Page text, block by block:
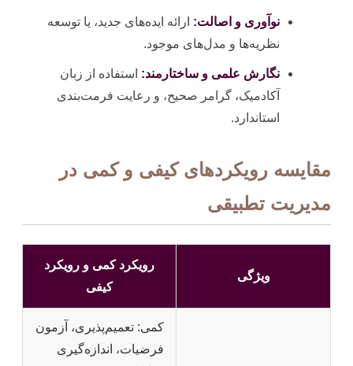
نوآوری و اصالت: ارائه ایده‌های جدید، یا توسعه
نظریه‌ها و مدل‌های موجود.
نگارش علمی و ساختارمند: استفاده از زبان
آکادمیک، گرامر صحیح، و رعایت فرمت‌بندی
استاندارد.
مقایسه رویکردهای کیفی و کمی در
مدیریت تطبیقی
ویژگی
رویکرد کمی و رویکرد
کیفی
کمی: تعمیم‌پذیری، آزمون
فرضیات، اندازه‌گیری